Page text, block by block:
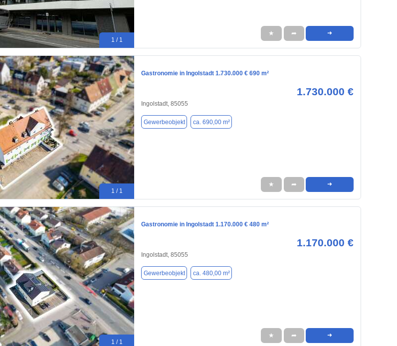
1 / 1
★ ➦ ➜
1 / 1
Gastronomie in Ingolstadt 1.730.000 € 690 m²
1.730.000 €
Ingolstadt, 85055
Gewerbeobjekt ca. 690,00 m²
★ ➦ ➜
1 / 1
Gastronomie in Ingolstadt 1.170.000 € 480 m²
1.170.000 €
Ingolstadt, 85055
Gewerbeobjekt ca. 480,00 m²
★ ➦ ➜